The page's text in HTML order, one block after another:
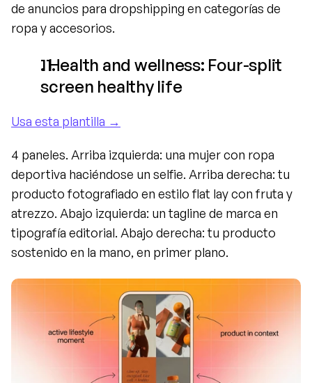
de anuncios para dropshipping en categorías de
ropa y accesorios.
. Health and wellness: Four-split
screen healthy life
Usa esta plantilla →
4 paneles. Arriba izquierda: una mujer con ropa
deportiva haciéndose un selfie. Arriba derecha: tu
producto fotografiado en estilo flat lay con fruta y
atrezzo. Abajo izquierda: un tagline de marca en
tipografía editorial. Abajo derecha: tu producto
sostenido en la mano, en primer plano.